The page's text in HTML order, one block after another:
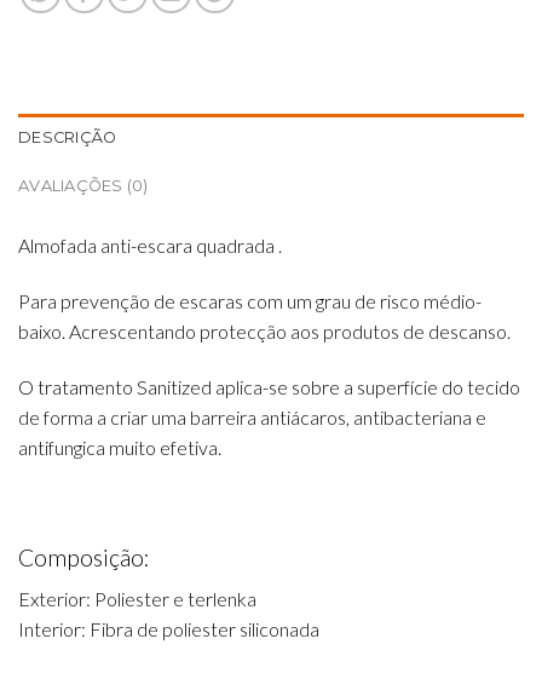
DESCRIÇÃO
AVALIAÇÕES (0)
Almofada anti-escara quadrada .
Para prevenção de escaras com um grau de risco médio-
baixo. Acrescentando protecção aos produtos de descanso.
O tratamento Sanitized aplica-se sobre a superfície do tecido
de forma a criar uma barreira antiácaros, antibacteriana e
antifungica muito efetiva.
Composição:
Exterior: Poliester e terlenka
Interior: Fibra de poliester siliconada